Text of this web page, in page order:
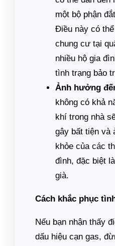
một bộ phận
Điều này có
chung cư tại
nhiều hộ gia
tình trạng bảo
Ảnh hưởng
không có khả
khí trong nhà
gây bất tiện và
khỏe của các
đình, đặc biệt
già.
Cách khắc phục
Nếu bạn nhận thấy
dấu hiệu cạn gas,